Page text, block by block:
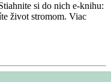
si do nich e-knihu:
život stromom. Viac